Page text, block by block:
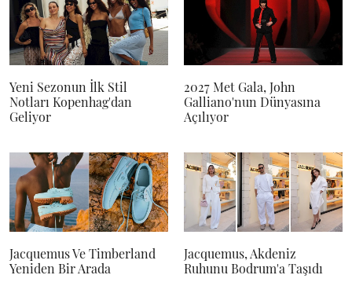
Yeni Sezonun İlk Stil
Notları Kopenhag'dan
Geliyor
2027 Met Gala, John
Galliano'nun Dünyasına
Açılıyor
Jacquemus Ve Timberland
Yeniden Bir Arada
Jacquemus, Akdeniz
Ruhunu Bodrum'a Taşıdı